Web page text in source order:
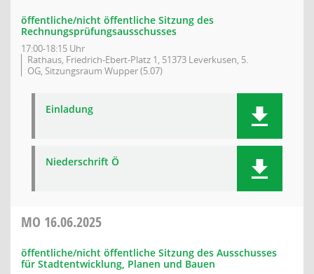
öffentliche/nicht öffentliche Sitzung des
Rechnungsprüfungsausschusses
17:00-18:15 Uhr
Rathaus, Friedrich-Ebert-Platz 1, 51373 Leverkusen, 5.
OG, Sitzungsraum Wupper (5.07)
Einladung
Niederschrift Ö
MO 16.06.2025
öffentliche/nicht öffentliche Sitzung des Ausschusses
für Stadtentwicklung, Planen und Bauen